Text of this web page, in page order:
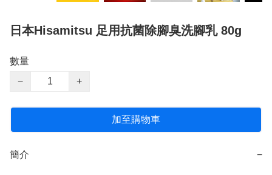
日本Hisamitsu 足用抗菌除腳臭洗腳乳 80g
數量
−
+
加至購物車
簡介 −